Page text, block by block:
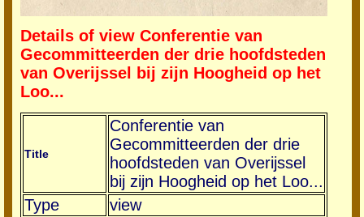
Details of view Conferentie van
Gecommitteerden der drie hoofdsteden
van Overijssel bij zijn Hoogheid op het
Loo...
Title
Conferentie van
Gecommitteerden der drie
hoofdsteden van Overijssel
bij zijn Hoogheid op het Loo...
Type
view